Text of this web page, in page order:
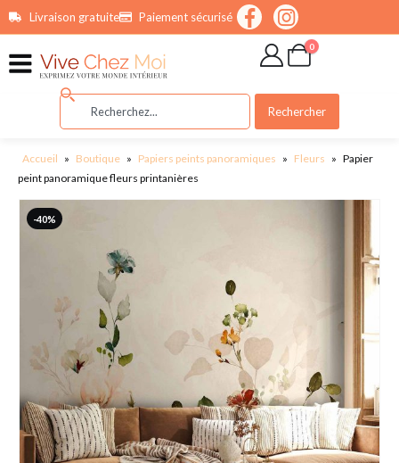
principalLivraison gratuite Paiement sécurisé
0
Rechercher
Accueil » Boutique » Papiers peints panoramiques » Fleurs » Papier
peint panoramique fleurs printanières
-40%